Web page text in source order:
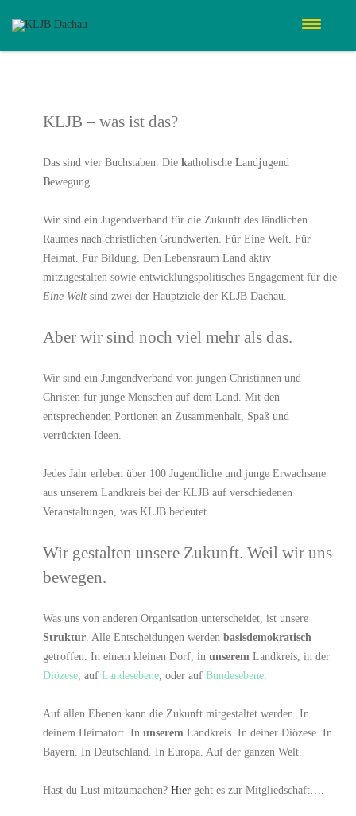
KLJB – was ist das?
Das sind vier Buchstaben. Die katholische Landjugend
Bewegung.
Wir sind ein Jugendverband für die Zukunft des ländlichen
Raumes nach christlichen Grundwerten. Für Eine Welt. Für
Heimat. Für Bildung. Den Lebensraum Land aktiv
mitzugestalten sowie entwicklungspolitisches Engagement für die
Eine Welt sind zwei der Hauptziele der KLJB Dachau.
Aber wir sind noch viel mehr als das.
Wir sind ein Jungendverband von jungen Christinnen und
Christen für junge Menschen auf dem Land. Mit den
entsprechenden Portionen an Zusammenhalt, Spaß und
verrückten Ideen.
Jedes Jahr erleben über 100 Jugendliche und junge Erwachsene
aus unserem Landkreis bei der KLJB auf verschiedenen
Veranstaltungen, was KLJB bedeutet.
Wir gestalten unsere Zukunft. Weil wir uns
bewegen.
Was uns von anderen Organisation unterscheidet, ist unsere
Struktur. Alle Entscheidungen werden basisdemokratisch
getroffen. In einem kleinen Dorf, in unserem Landkreis, in der
Diözese, auf Landesebene, oder auf Bundesebene.
Auf allen Ebenen kann die Zukunft mitgestaltet werden. In
deinem Heimatort. In unserem Landkreis. In deiner Diözese. In
Bayern. In Deutschland. In Europa. Auf der ganzen Welt.
Hast du Lust mitzumachen? Hier geht es zur Mitgliedschaft….